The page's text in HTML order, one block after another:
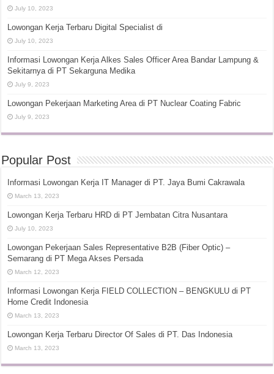
July 10, 2023
Lowongan Kerja Terbaru Digital Specialist di
July 10, 2023
Informasi Lowongan Kerja Alkes Sales Officer Area Bandar Lampung &
Sekitarnya di PT Sekarguna Medika
July 9, 2023
Lowongan Pekerjaan Marketing Area di PT Nuclear Coating Fabric
July 9, 2023
Popular Post
Informasi Lowongan Kerja IT Manager di PT. Jaya Bumi Cakrawala
March 13, 2023
Lowongan Kerja Terbaru HRD di PT Jembatan Citra Nusantara
July 10, 2023
Lowongan Pekerjaan Sales Representative B2B (Fiber Optic) –
Semarang di PT Mega Akses Persada
March 12, 2023
Informasi Lowongan Kerja FIELD COLLECTION – BENGKULU di PT
Home Credit Indonesia
March 13, 2023
Lowongan Kerja Terbaru Director Of Sales di PT. Das Indonesia
March 13, 2023